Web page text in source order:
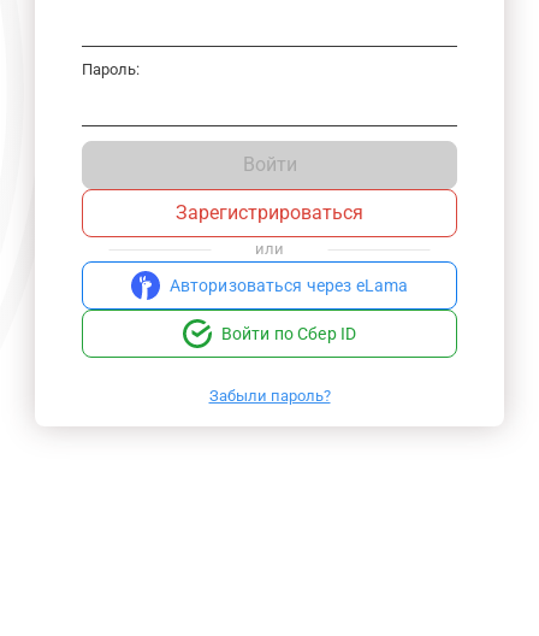
Пароль:
Войти
Зарегистрироваться
или
Авторизоваться через eLama
Войти по Сбер ID
Забыли пароль?